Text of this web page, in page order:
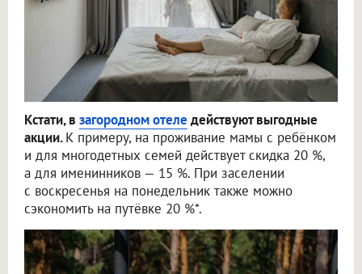
Кстати, в загородном отеле действуют выгодные
акции.К примеру, на проживание мамы с ребёнком
и для многодетных семей действует скидка 20 %,
а для именинников — 15 %. При заселении
с воскресенья на понедельник также можно
сэкономить на путёвке 20 %*.